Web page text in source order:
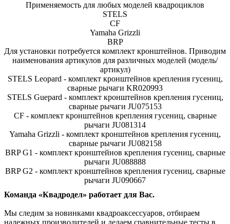
Применяемость для любых моделей квадроциклов
STELS
CF
Yamaha Grizzli
BRP
Для установки потребуется комплект кронштейнов. Приводим
наименования артикулов для различных моделей (модель/
артикул)
STELS Leopard - комплект кронштейнов крепления гусениц,
сварные рычаги KR020993
STELS Guepard - комплект кронштейнов крепления гусениц,
сварные рычаги JU075153
CF - комплект кронштейнов крепления гусениц, сварные
рычаги JU081314
Yamaha Grizzli - комплект кронштейнов крепления гусениц,
сварные рычаги JU082158
BRP G1 - комплект кронштейнов крепления гусениц, сварные
рычаги JU088888
BRP G2 - комплект кронштейнов крепления гусениц, сварные
рычаги JU090667
Команда «Квадродел» работает для Вас.
Мы следим за новинками квадроаксессуаров, отбираем